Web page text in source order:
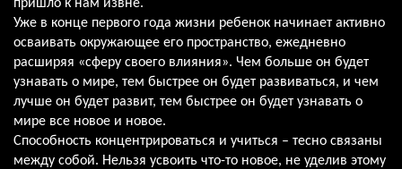
пришло к нам извне.
Уже в конце первого года жизни ребенок начинает активно
осваивать окружающее его пространство, ежедневно
расширяя «сферу своего влияния». Чем больше он будет
узнавать о мире, тем быстрее он будет развиваться, и чем
лучше он будет развит, тем быстрее он будет узнавать о
мире все новое и новое.
Способность концентрироваться и учиться – тесно связаны
между собой. Нельзя усвоить что-то новое, не уделив этому